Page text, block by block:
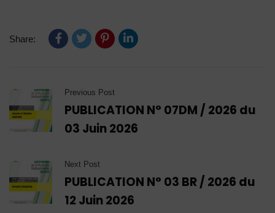
Share:
Previous Post
PUBLICATION N° 07DM / 2026 du
03 Juin 2026
Next Post
PUBLICATION N° 03 BR / 2026 du
12 Juin 2026